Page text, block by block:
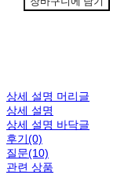
상세 설명 머리글
상세 설명
상세 설명 바닥글
후기(0)
질문(10)
관련 상품